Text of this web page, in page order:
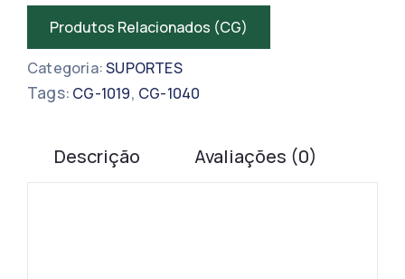
Produtos Relacionados (CG)
Categoria:SUPORTES
Tags: CG-1019, CG-1040
Descrição Avaliações (0)